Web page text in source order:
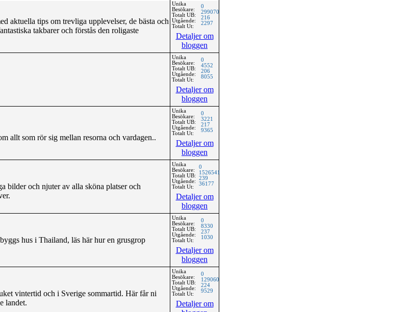
aktuella tips om trevliga upplevelser, de bästa och
takbarer och förstås den roligaste
Unika
Besökare:
Totalt UB:
Utgående:
Totalt Ut:
0
299070
216
2297
Detaljer om
bloggen
Unika
Besökare:
Totalt UB:
Utgående:
Totalt Ut:
0
4552
206
8055
Detaljer om
bloggen
allt som rör sig mellan resorna och vardagen..
Unika
Besökare:
Totalt UB:
Utgående:
Totalt Ut:
0
3221
217
9365
Detaljer om
bloggen
bilder och njuter av alla sköna platser och
Unika
Besökare:
Totalt UB:
Utgående:
Totalt Ut:
0
1526541
239
36177
Detaljer om
bloggen
hus i Thailand, läs här hur en grusgrop
Unika
Besökare:
Totalt UB:
Utgående:
Totalt Ut:
0
8330
237
1030
Detaljer om
bloggen
vintertid och i Sverige sommartid. Här får ni
landet.
Unika
Besökare:
Totalt UB:
Utgående:
Totalt Ut:
0
129060
224
9529
Detaljer om